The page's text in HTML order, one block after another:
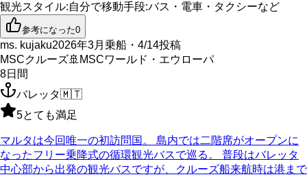
観光スタイル:自分で移動手段:バス・電車・タクシーなど
参考になった0
ms. kujaku2026年3月乗船・4/14投稿
MSCクルーズ🚢 MSCワールド・エウローパ
8日間
バレッタ🇲🇹
5とても満足
マルタは今回唯一の初訪問国。 島内では二階席がオープンに
なったフリー乗降式の循環観光バスで巡る。 普段はバレッタ
中心部から出発の観光バスですが、クルーズ船来航時は港まで